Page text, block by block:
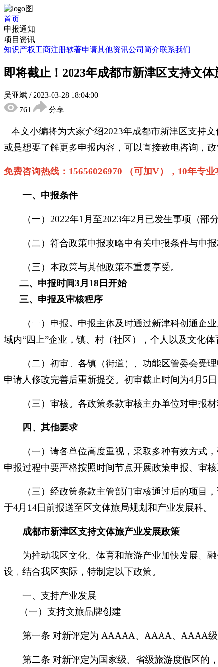
首页
申报通知
项目资讯
知识产权工商注册软著申请其他资讯公司简介联系我们
即将截止！2023年成都市新津区支持文
吴亚斌 / 2023-03-28 18:04:00
761
分享
本文小编将为大家介绍2023年成都市新津区支持
或是想要了解更多申报内容，可以直接致电咨询，
免费咨询热线： 15656026970 （可加V），10年专业
一、申报条件
（一） 2022年1月至2023年2月已发生事项（部
（二）符合政策申报攻略中有关申报条件与申报
（三）本政策与其他政策不重复享受。
二、申报时间3月18日开始
三、申报及审核程序
（一）申报。申报主体及时通过新津科创通企业
域内“四上”企业，镇、村（社区），个人以及文化
（二）初审。各镇（街道）、功能区管委会受理
申请人修改完善后重新提交。初审截止时间为4月5
（三）审核。各政策条款审核主办单位对申报材
四 、其他要求
（一）请各单位高度重视，采取多种有效方式，
申报过程中要严格按照时间节点开展政策申报、审
（三）经政策条款主管部门审核通过后的项目，
于4月14日前报送至区文体旅局规划和产业发展科。
成都市新津区支持文体旅产业发展政策
为推动我区文化、体育和旅游产业加快发展、融
设，结合我区实际，特制定以下政策。
一、支持产业发展
（一）支持文旅品牌创建
第一条 对新评定为 AAAAA、AAAA、AAAA级
第二条 对新评定为国家级、省级旅游度假区的